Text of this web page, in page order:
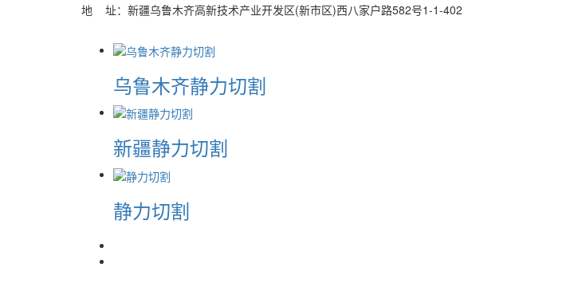
地 址：新疆乌鲁木齐高新技术产业开发区(新市区)西八家户路582号1-1-402
乌鲁木齐静力切割
新疆静力切割
静力切割